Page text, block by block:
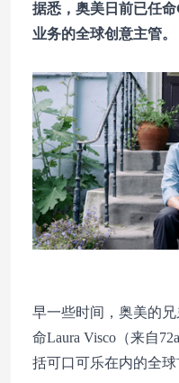
据悉，奥美日前已任
业务的全球创意主管。
早一些时间，奥美的
命Laura Visco（来自
括可口可乐在内的全球